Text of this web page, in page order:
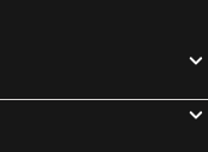
São Paulo Hoteles